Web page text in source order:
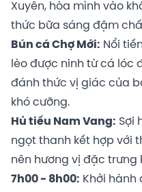
Xuyên, hòa mình vào
thức bữa sáng đậm
Bún cá Chợ Mới: Nổi
lèo được ninh từ cá lóc
đánh thức vị giác của
khó cưỡng.
Hủ tiếu Nam Vang: Sợi
ngọt thanh kết hợp với
nên hương vị đặc trưng
7h00 - 8h00: Khởi hành